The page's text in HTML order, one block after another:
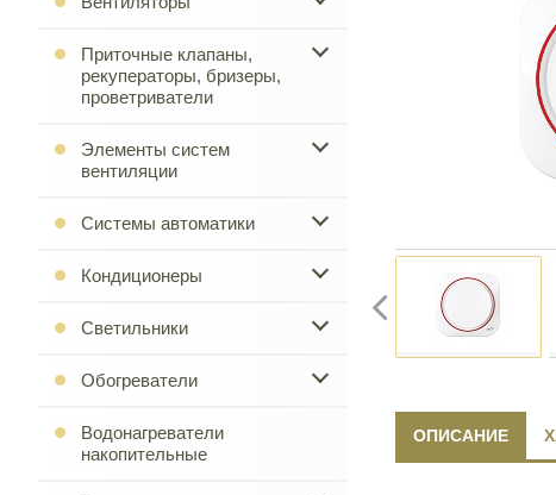
Приточные клапаны,
рекуператоры, бризеры,
проветриватели
Элементы систем
вентиляции
Системы автоматики
Кондиционеры
Светильники
Обогреватели
Водонагреватели
накопительные
ОПИСАНИЕ